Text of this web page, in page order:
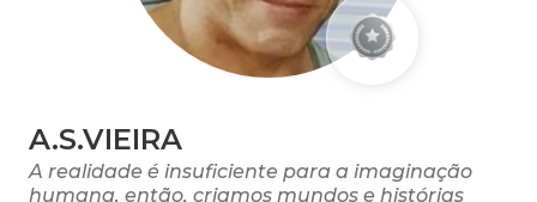
A.S.VIEIRA
A realidade é insuficiente para a imaginação
humana, então, criamos mundos e histórias